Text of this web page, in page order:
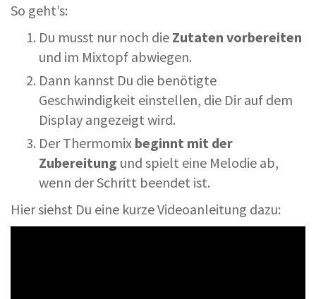
So geht’s:
Du musst nur noch die Zutaten vorbereiten
und im Mixtopf abwiegen.
Dann kannst Du die benötigte
Geschwindigkeit einstellen, die Dir auf dem
Display angezeigt wird.
Der Thermomix beginnt mit der
Zubereitung und spielt eine Melodie ab,
wenn der Schritt beendet ist.
Hier siehst Du eine kurze Videoanleitung dazu: